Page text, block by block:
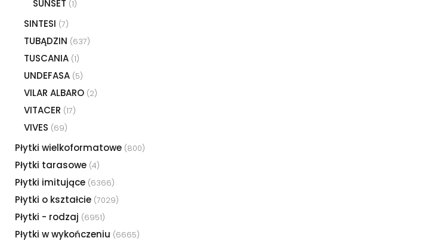
SUNSET (1)
SINTESI (7)
TUBĄDZIN (637)
TUSCANIA (1)
UNDEFASA (5)
VILAR ALBARO (2)
VITACER (17)
VIVES (69)
Płytki wielkoformatowe (800)
Płytki tarasowe (4)
Płytki imitujące (6366)
Płytki o kształcie (7029)
Płytki - rodzaj (6951)
Płytki w wykończeniu (6665)